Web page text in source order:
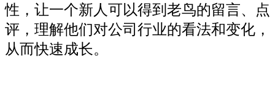
性，让一个新人可以得到老鸟的留言、点
评，理解他们对公司行业的看法和变化，
从而快速成长。